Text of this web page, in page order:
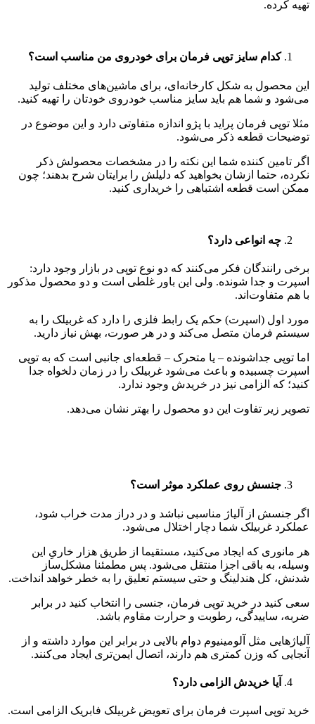
تهیه کرده.
کدام سایز توپی فرمان برای خودروی من مناسب است؟
این محصول به شکل کارخانه‌ای، برای ماشین‌های مختلف تولید
می‌شود و شما هم باید سایز مناسب خودروی خودتان را تهیه کنید.
مثلا توپی فرمان پراید با پژو اندازه متفاوتی دارد و این موضوع در
توضیحات قطعه ذکر می‌شود.
اگر تامین کننده شما این نکته را در مشخصات محصولش ذکر
نکرده، حتما ازشان بخواهید که دلیلش را برایتان شرح بدهند؛ چون
ممکن است قطعه اشتباهی را خریداری کنید.
چه انواعی دارد؟
برخی رانندگان فکر می‌کنند که دو نوع توپی در بازار وجود دارد:
اسپرت و جدا شونده. ولی این باور غلطی است و دو محصول مذکور
با هم متفاوت‌اند.
مورد اول (اسپرت) حکم یک رابط فلزی را دارد که غربیلک را به
سیستم فرمان متصل می‌کند و در هر صورت، بهش نیاز دارید.
اما توپی جداشونده – یا متحرک – قطعه‌ای جانبی است که به توپی
اسپرت چسبیده و باعث می‌شود غربیلک را در زمان دلخواه جدا
کنید؛ که الزامی نیز در خریدش وجود ندارد.
تصویر زیر تفاوت این دو محصول را بهتر نشان می‌دهد.
جنسش روی عملکرد موثر است؟
اگر جنسش از آلیاژ مناسبی نباشد و در دراز مدت خراب شود،
عملکرد غربیلک شما دچار اختلال می‌شود.
هر مانوری که ایجاد می‌کنید، مستقیما از طریق هزار خاریِ این
وسیله، به باقی اجزا منتقل می‌شود. پس مطمئنا مشکل‌ساز
شدنش، کل هندلینگ و حتی سیستم تعلیق را به خطر خواهد انداخت.
سعی کنید در خرید توپی فرمان، جنسی را انتخاب کنید در برابر
ضربه، ساییدگی، رطوبت و حرارت مقاوم باشد.
آلیاژهایی مثل آلومینیوم دوام بالایی در برابر این موارد داشته و از
آنجایی که وزن کمتری هم دارند، اتصال ایمن‌تری ایجاد می‌کنند.
آیا خریدش الزامی دارد؟
خرید توپی اسپرت فرمان برای تعویض غربیلک فابریک الزامی است.